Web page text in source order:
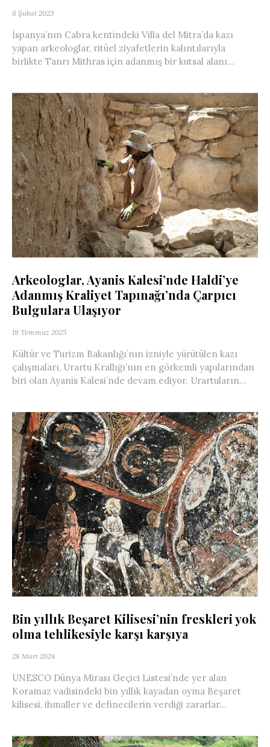
8 Şubat 2023
İspanya’nın Cabra kentindeki Villa del Mitra’da kazı
yapan arkeologlar, ritüel ziyafetlerin kalıntılarıyla
birlikte Tanrı Mithras için adanmış bir kutsal alanı...
Arkeologlar, Ayanis Kalesi’nde Haldi’ye
Adanmış Kraliyet Tapınağı’nda Çarpıcı
Bulgulara Ulaşıyor
19 Temmuz 2025
Kültür ve Turizm Bakanlığı’nın izniyle yürütülen kazı
çalışmaları, Urartu Krallığı’nın en görkemli yapılarından
biri olan Ayanis Kalesi’nde devam ediyor. Urartuların...
Bin yıllık Beşaret Kilisesi’nin freskleri yok
olma tehlikesiyle karşı karşıya
28 Mart 2024
UNESCO Dünya Mirası Geçici Listesi’nde yer alan
Koramaz vadisindeki bin yıllık kayadan oyma Beşaret
kilisesi, ihmaller ve definecilerin verdiği zararlar...